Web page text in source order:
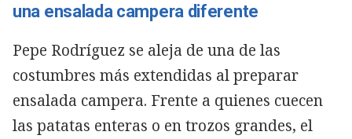
una ensalada campera diferente
Pepe Rodríguez se aleja de una de las
costumbres más extendidas al preparar
ensalada campera. Frente a quienes cuecen
las patatas enteras o en trozos grandes, el